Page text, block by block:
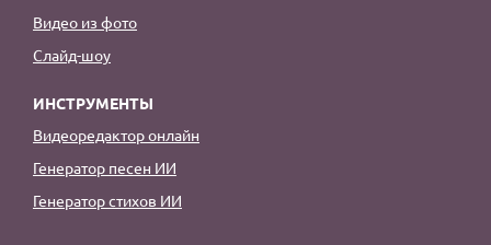
Видео из фото
Слайд-шоу
ИНСТРУМЕНТЫ
Видеоредактор онлайн
Генератор песен ИИ
Генератор стихов ИИ